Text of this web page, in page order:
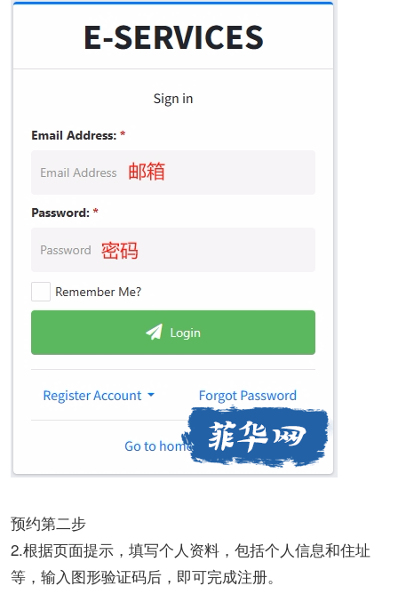
预约第二步
2.根据页面提示，填写个人资料，包括个人信息和住址
等，输入图形验证码后，即可完成注册。